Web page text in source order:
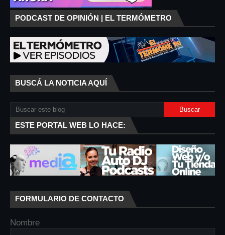
PODCAST DE OPINIÓN | EL TERMÓMETRO
BUSCÁ LA NOTICIA AQUÍ
ESTE PORTAL WEB LO HACE:
FORMULARIO DE CONTACTO
Nombre